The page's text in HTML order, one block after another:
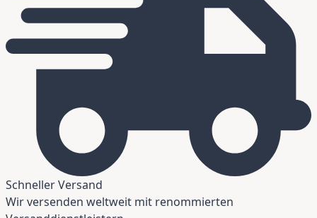
Schneller Versand
Wir versenden weltweit mit renommierten